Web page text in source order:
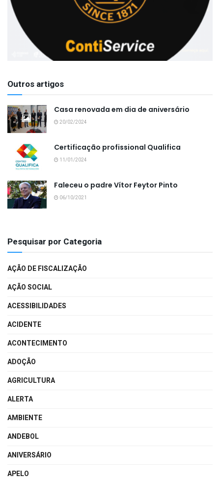
Outros artigos
Casa renovada em dia de aniversário
20/02/2024
Certificação profissional Qualifica
11/01/2024
Faleceu o padre Vítor Feytor Pinto
06/10/2021
Pesquisar por Categoria
AÇÃO DE FISCALIZAÇÃO
AÇÃO SOCIAL
ACESSIBILIDADES
ACIDENTE
ACONTECIMENTO
ADOÇÃO
AGRICULTURA
ALERTA
AMBIENTE
ANDEBOL
ANIVERSÁRIO
APELO